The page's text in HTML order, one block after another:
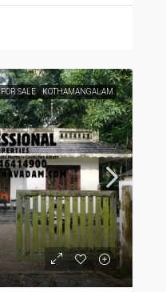
FOR SALE KOTHAMANGALAM